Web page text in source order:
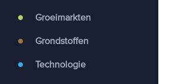
Groeimarkten
Grondstoffen
Technologie